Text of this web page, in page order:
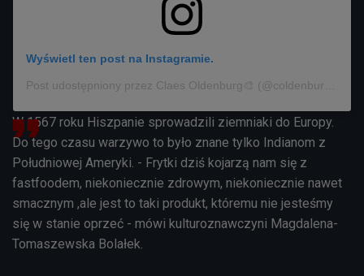
Wyświetl ten post na Instagramie.
W 1567 roku Hiszpanie sprowadzili ziemniaki do Europy.
Do tego czasu warzywo to było znane tylko Indianom z
Południowej Ameryki. - Frytki dziś kojarzą nam się z
fastfoodem, niekoniecznie zdrowym, niekoniecznie nawet
smacznym ,ale jest to taki produkt, któremu nie jesteśmy
się w stanie oprzeć - mówi kulturoznawczyni Magdalena-
Tomaszewska Bolałek.